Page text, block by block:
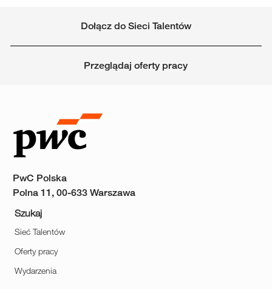
Dołącz do Sieci Talentów
Przeglądaj oferty pracy
PwC Polska
Polna 11, 00-633 Warszawa
Szukaj
Sieć Talentów
Oferty pracy
Wydarzenia